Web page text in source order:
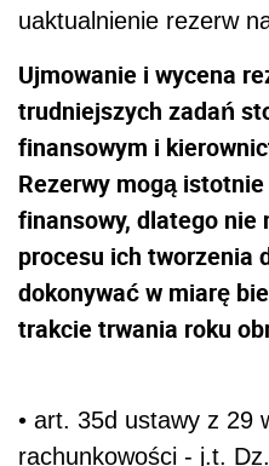
uaktualnienie rezerw
Ujmowanie i wycena
trudniejszych zadań
finansowym i
Rezerwy mogą
finansowy, dlatego nie
procesu ich tworzenia
dokonywać w miarę
trakcie trwania roku
• art. 35d ustawy z 29
rachunkowości - j.t.